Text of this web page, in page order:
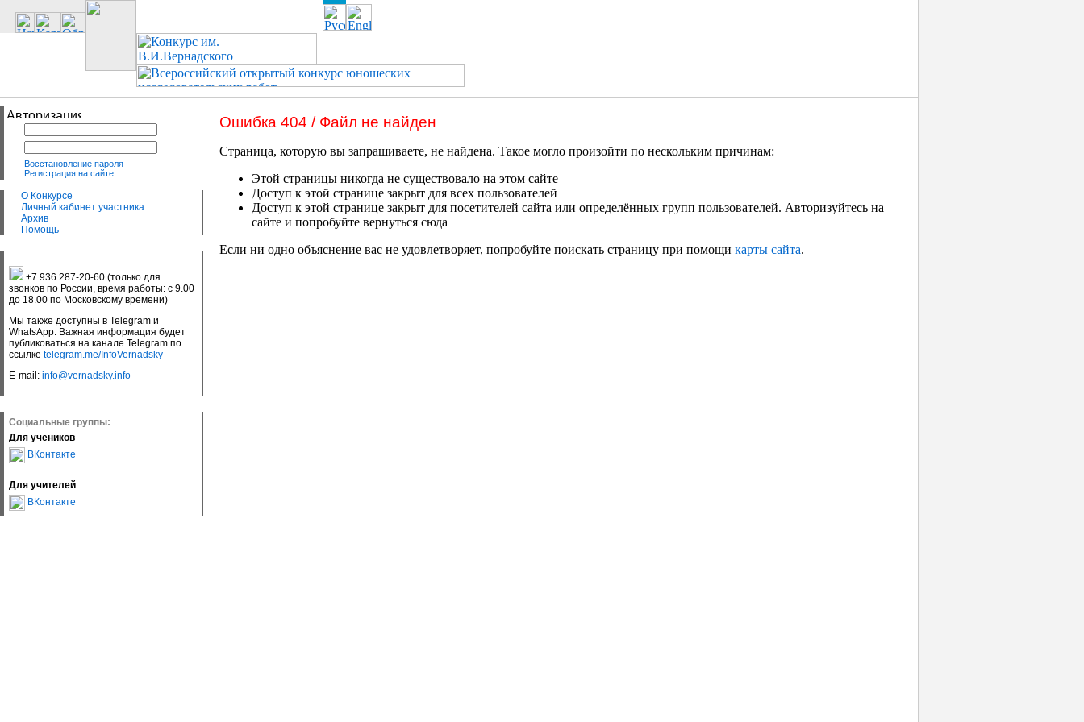
Восстановление пароля
Регистрация на сайте
О Конкурсе
Личный кабинет участника
Архив
Помощь
+7 936 287-20-60 (только для
звонков по России, время работы: с 9.00
до 18.00 по Московскому времени)
Мы также доступны в Telegram и
WhatsApp. Важная информация будет
публиковаться на канале Telegram по
ссылке telegram.me/InfoVernadsky
E-mail: info@vernadsky.info
Социальные группы:
Для учеников
ВКонтакте
Для учителей
ВКонтакте
Ошибка 404 / Файл не найден
Страница, которую вы запрашиваете, не найдена. Такое могло произойти по нескольким причинам:
Этой страницы никогда не существовало на этом сайте
Доступ к этой странице закрыт для всех пользователей
Доступ к этой странице закрыт для посетителей сайта или определённых групп пользователей. Авторизуйтесь на
сайте и попробуйте вернуться сюда
Если ни одно объяснение вас не удовлетворяет, попробуйте поискать страницу при помощи карты сайта.